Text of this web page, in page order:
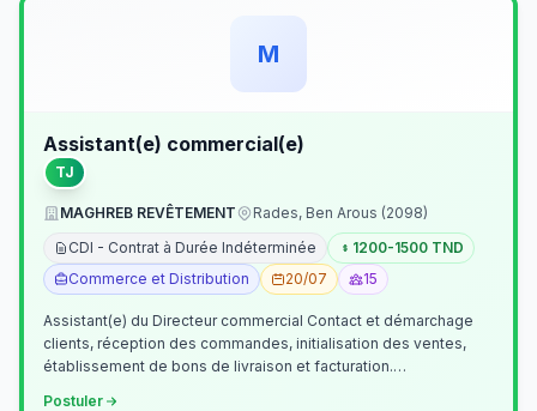
M
Assistant(e) commercial(e)
TJ
MAGHREB REVÊTEMENT
Rades, Ben Arous (2098)
CDI - Contrat à Durée Indéterminée
1200-1500 TND
Commerce et Distribution
20/07 15
Assistant(e) du Directeur commercial Contact et démarchage
clients, réception des commandes, initialisation des ventes,
établissement de bons de livraison et facturation.
Postuler